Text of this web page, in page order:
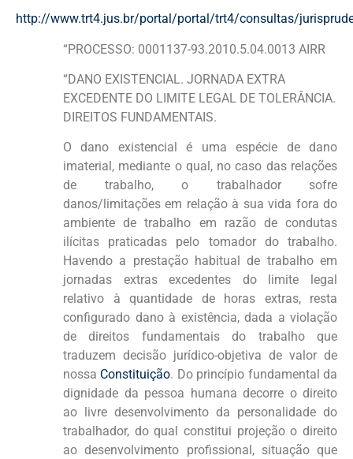
http://www.trt4.jus.br/portal/portal/trt4/consultas/
“PROCESSO: 0001137-93.2010.5.04.0013 AIRR
“DANO EXISTENCIAL. JORNADA EXTRA
EXCEDENTE DO LIMITE LEGAL DE TOLERÂNCIA.
DIREITOS FUNDAMENTAIS.
O dano existencial é uma espécie de dano
imaterial, mediante o qual, no caso das relações
de trabalho, o trabalhador sofre
danos/limitações em relação à sua vida fora do
ambiente de trabalho em razão de condutas
ilícitas praticadas pelo tomador do trabalho.
Havendo a prestação habitual de trabalho em
jornadas extras excedentes do limite legal
relativo à quantidade de horas extras, resta
configurado dano à existência, dada a violação
de direitos fundamentais do trabalho que
traduzem decisão jurídico-objetiva de valor de
nossa Constituição. Do princípio fundamental da
dignidade da pessoa humana decorre o direito
ao livre desenvolvimento da personalidade do
trabalhador, do qual constitui projeção o direito
ao desenvolvimento profissional, situação que